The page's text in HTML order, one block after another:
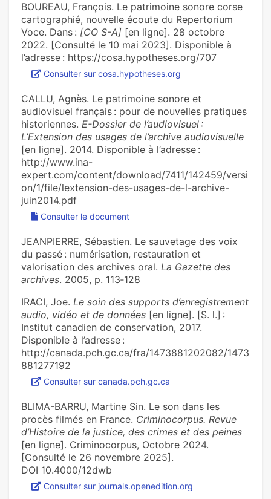
BOUREAU, François. Le patrimoine sonore corse
cartographié, nouvelle écoute du Repertorium
Voce. Dans : [CO S-A] [en ligne]. 28 octobre
2022. [Consulté le 10 mai 2023]. Disponible à
l’adresse : https://cosa.hypotheses.org/707
Consulter sur cosa.hypotheses.org
CALLU, Agnès. Le patrimoine sonore et
audiovisuel français : pour de nouvelles pratiques
historiennes. E-Dossier de l’audiovisuel :
L’Extension des usages de l’archive audiovisuelle
[en ligne]. 2014. Disponible à l’adresse :
http://www.ina-
expert.com/content/download/7411/142459/versi
on/1/file/lextension-des-usages-de-l-archive-
juin2014.pdf
Consulter le document
JEANPIERRE, Sébastien. Le sauvetage des voix
du passé : numérisation, restauration et
valorisation des archives oral. La Gazette des
archives. 2005, p. 113‑128
IRACI, Joe. Le soin des supports d’enregistrement
audio, vidéo et de données [en ligne]. [S. l.] :
Institut canadien de conservation, 2017.
Disponible à l’adresse :
http://canada.pch.gc.ca/fra/1473881202082/1473
881277192
Consulter sur canada.pch.gc.ca
BLIMA-BARRU, Martine Sin. Le son dans les
procès filmés en France. Criminocorpus. Revue
d’Histoire de la justice, des crimes et des peines
[en ligne]. Criminocorpus, Octobre 2024.
[Consulté le 26 novembre 2025].
DOI 10.4000/12dwb
Consulter sur journals.openedition.org